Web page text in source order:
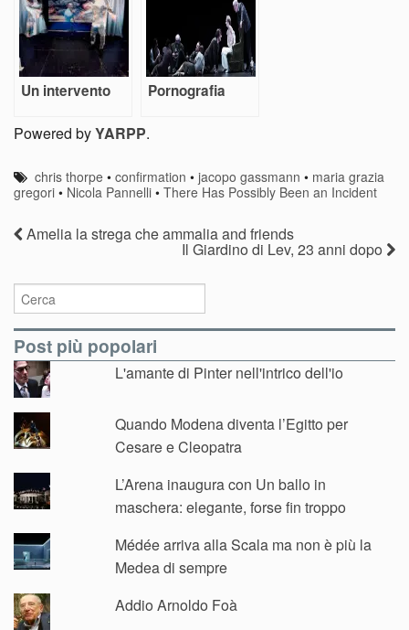
Un intervento Pornografia
Powered byYARPP.
chris thorpe •confirmation •jacopo gassmann • maria grazia
gregori • Nicola Pannelli • There Has Possibly Been an Incident
Amelia la strega che ammalia and friends
Il Giardino di Lev, 23 anni dopo
Post più popolari
L'amante di Pinter nell'intrico dell'io
Quando Modena diventa l’Egitto per
Cesare e Cleopatra
L’Arena inaugura con Un ballo in
maschera: elegante, forse fin troppo
Médée arriva alla Scala ma non è più la
Medea di sempre
Addio Arnoldo Foà